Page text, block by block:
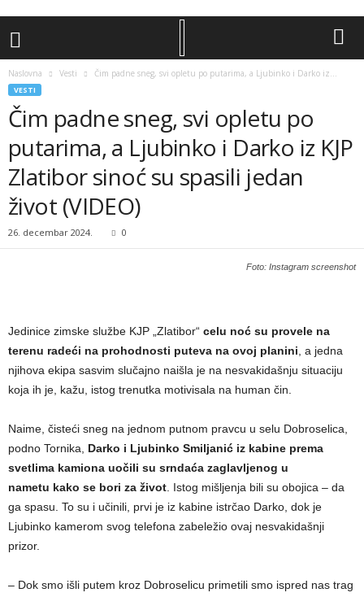
Naslovna Vesti Čim padne sneg, svi opletu po putarima, a Ljubinko i Darko iz...
VESTI
Čim padne sneg, svi opletu po
putarima, a Ljubinko i Darko iz KJP
Zlatibor sinoć su spasili jedan
život (VIDEO)
26. decembar 2024. 0
Foto: Instagram screenshot
Jedinice zimske službe KJP „Zlatibor“ celu noć su provele na
terenu radeći na prohodnosti puteva na ovoj planini , a jedna
njihova ekipa sasvim slučajno naišla je na nesvakidašnju situaciju
koja ih je, kažu, istog trenutka motivisala na human čin.
Naime, čisteći sneg na jednom putnom pravcu u selu Dobroselica,
podno Tornika, Darko i Ljubinko Smiljanić iz kabine prema
svetlima kamiona uočili su srndaća zaglavljenog u
nametu kako se bori za život . Istog mišljenja bili su obojica – da
ga spasu. To su i učinili, prvi je iz kabine istrčao Darko, dok je
Ljubinko kamerom svog telefona zabeležio ovaj nesvakidašnji
prizor.
– Dok smo išli putem kroz Dobroselicu primetili smo ispred nas trag